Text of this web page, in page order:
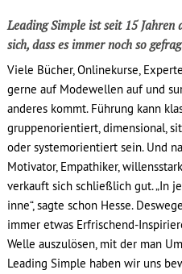
Leading Simple ist seit 15
sich, dass es immer noch so
Viele Bücher, Onlinekurse,
gerne auf Modewellen auf und
anderes kommt. Führung kann
gruppenorientiert, dimensional,
oder systemorientiert sein. Und
Motivator, Empathiker,
verkauft sich schließlich gut. „In
inne“, sagte schon Hesse.
immer etwas Erfrischend-
Welle auszulösen, mit der man
Leading Simple haben wir uns